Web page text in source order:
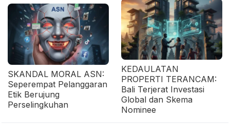
SKANDAL MORAL ASN:
Seperempat Pelanggaran
Etik Berujung
Perselingkuhan
KEDAULATAN
PROPERTI TERANCAM:
Bali Terjerat Investasi
Global dan Skema
Nominee